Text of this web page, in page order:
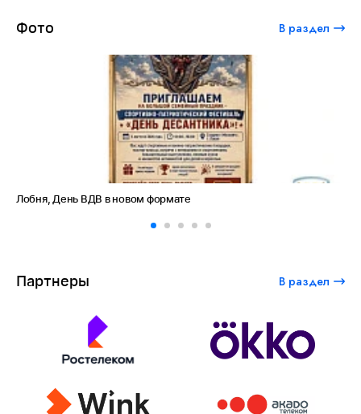
Фото В раздел
Лобня, День ВДВ в новом формате
Партнеры В раздел